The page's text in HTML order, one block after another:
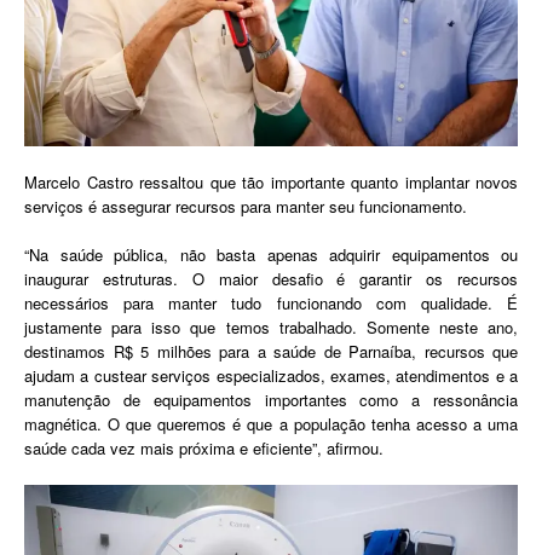
Marcelo Castro ressaltou que tão importante quanto implantar novos
serviços é assegurar recursos para manter seu funcionamento.
“Na saúde pública, não basta apenas adquirir equipamentos ou
inaugurar estruturas. O maior desafio é garantir os recursos
necessários para manter tudo funcionando com qualidade. É
justamente para isso que temos trabalhado. Somente neste ano,
destinamos R$ 5 milhões para a saúde de Parnaíba, recursos que
ajudam a custear serviços especializados, exames, atendimentos e a
manutenção de equipamentos importantes como a ressonância
magnética. O que queremos é que a população tenha acesso a uma
saúde cada vez mais próxima e eficiente”, afirmou.